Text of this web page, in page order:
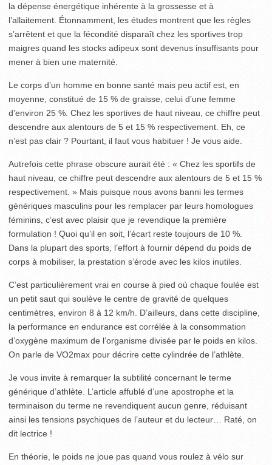
la dépense énergétique inhérente à la grossesse et à
l’allaitement. Étonnamment, les études montrent que les règles
s’arrêtent et que la fécondité disparaît chez les sportives trop
maigres quand les stocks adipeux sont devenus insuffisants pour
mener à bien une maternité.
Le corps d’un homme en bonne santé mais peu actif est, en
moyenne, constitué de 15 % de graisse, celui d’une femme
d’environ 25 %. Chez les sportives de haut niveau, ce chiffre peut
descendre aux alentours de 5 et 15 % respectivement. Eh, ce
n’est pas clair ? Pourtant, il faut vous habituer ! Je vous aide.
Autrefois cette phrase obscure aurait été : « Chez les sportifs de
haut niveau, ce chiffre peut descendre aux alentours de 5 et 15 %
respectivement. » Mais puisque nous avons banni les termes
génériques masculins pour les remplacer par leurs homologues
féminins, c’est avec plaisir que je revendique la première
formulation ! Quoi qu’il en soit, l’écart reste toujours de 10 %.
Dans la plupart des sports, l’effort à fournir dépend du poids de
corps à mobiliser, la prestation s’érode avec les kilos inutiles.
C’est particulièrement vrai en course à pied où chaque foulée est
un petit saut qui soulève le centre de gravité de quelques
centimètres, environ 8 à 12 km/h. D’ailleurs, dans cette discipline,
la performance en endurance est corrélée à la consommation
d’oxygène maximum de l’organisme divisée par le poids en kilos.
On parle de VO2max pour décrire cette cylindrée de l’athlète.
Je vous invite à remarquer la subtilité concernant le terme
générique d’athlète. L’article affublé d’une apostrophe et la
terminaison du terme ne revendiquent aucun genre, réduisant
ainsi les tensions psychiques de l’auteur et du lecteur… Raté, on
dit lectrice !
En théorie, le poids ne joue pas quand vous roulez à vélo sur